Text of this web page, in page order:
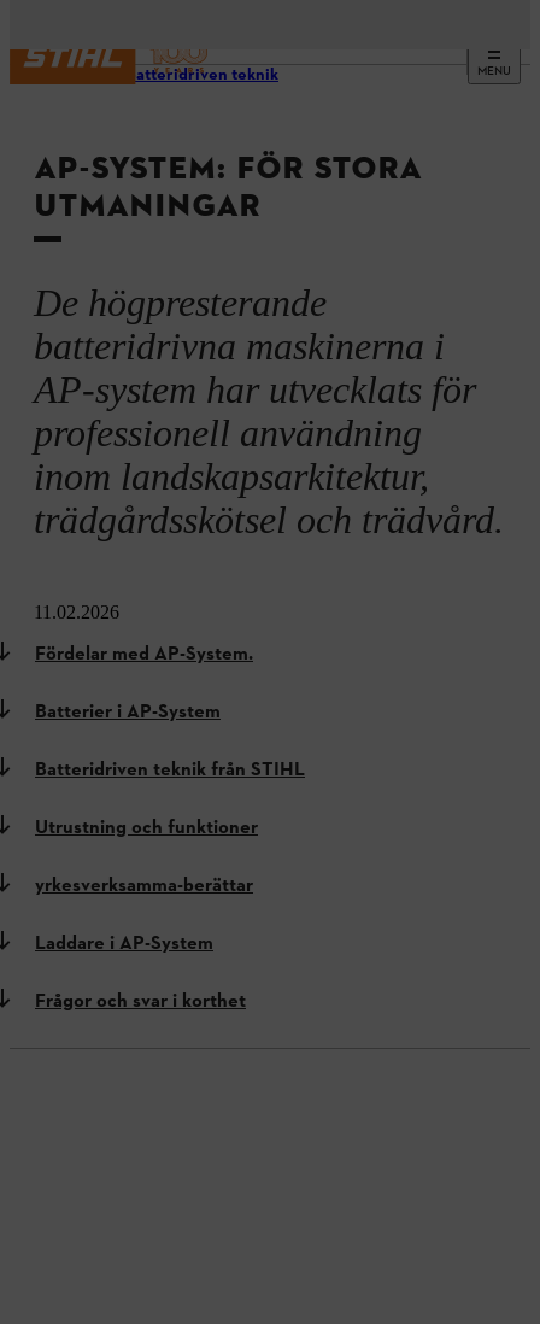
MENU
STIHL batteridriven teknik
AP-SYSTEM: FÖR STORA
UTMANINGAR
De högpresterande
batteridrivna maskinerna i
AP-system har utvecklats för
professionell användning
inom landskapsarkitektur,
trädgårdsskötsel och trädvård.
11.02.2026
Fördelar med AP-System.
Batterier i AP-System
Batteridriven teknik från STIHL
Utrustning och funktioner
yrkesverksamma-berättar
Laddare i AP-System
Frågor och svar i korthet